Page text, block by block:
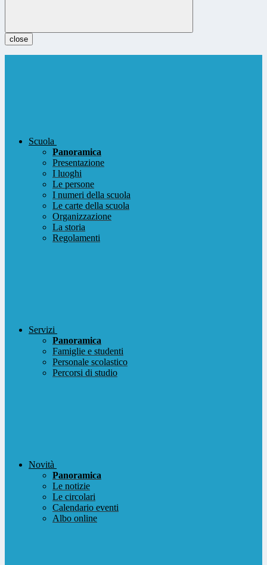
close
Scuola
Panoramica
Presentazione
I luoghi
Le persone
I numeri della scuola
Le carte della scuola
Organizzazione
La storia
Regolamenti
Servizi
Panoramica
Famiglie e studenti
Personale scolastico
Percorsi di studio
Novità
Panoramica
Le notizie
Le circolari
Calendario eventi
Albo online